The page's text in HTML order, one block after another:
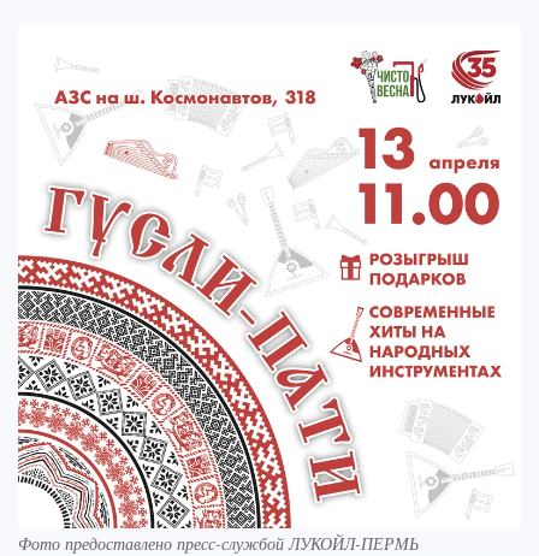
Фото предоставлено пресс-службой ЛУКОЙЛ-ПЕРМЬ